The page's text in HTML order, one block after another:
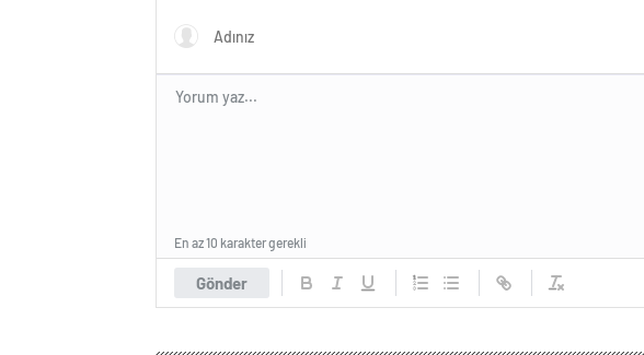
Gönder
En az 10 karakter gerekli